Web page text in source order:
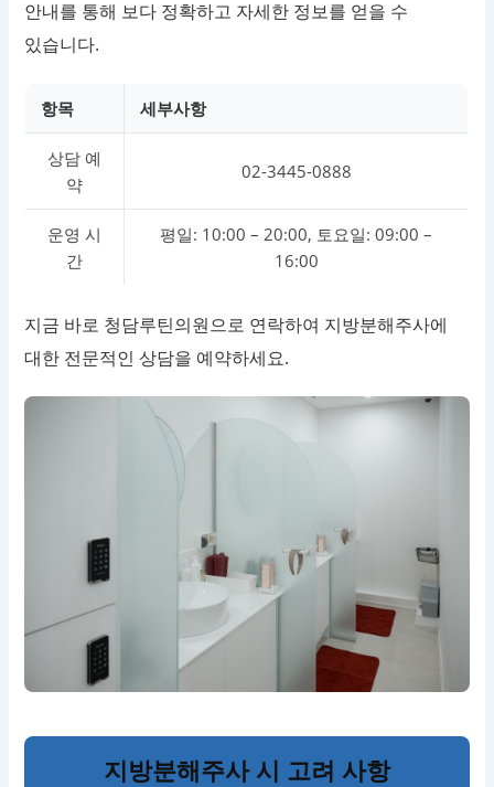
안내를 통해 보다 정확하고 자세한 정보를 얻을 수
있습니다.
항목 세부사항
상담 예
약
02-3445-0888
운영 시
간
평일: 10:00 – 20:00, 토요일: 09:00 –
16:00
지금 바로 청담루틴의원으로 연락하여 지방분해주사에
대한 전문적인 상담을 예약하세요.
지방분해주사 시 고려 사항